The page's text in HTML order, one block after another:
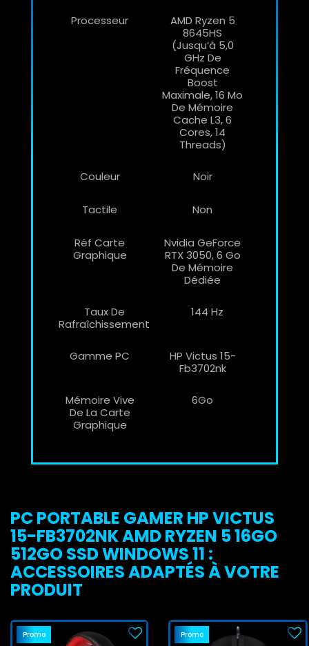
Processeur
AMD Ryzen 5
8645HS
(jusqu’à 5,0
GHz De
Fréquence
Boost
Maximale, 16 Mo
De Mémoire
Cache L3, 6
Cores, 14
Threads)
Couleur Noir
Tactile Non
Réf Carte
Graphique
Nvidia GeForce
RTX 3050, 6 Go
De Mémoire
Dédiée
Taux De
Rafraîchissement
144 Hz
Gamme PC
HP Victus 15-
Fb3702nk
Mémoire Vive
De La Carte
Graphique
6Go
PC PORTABLE GAMER HP VICTUS
15-FB3702NK AMD RYZEN 5 16GO
512GO SSD WINDOWS 11 :
ACCESSOIRES ADAPTÉS À VOTRE
PRODUIT
Promo Promo